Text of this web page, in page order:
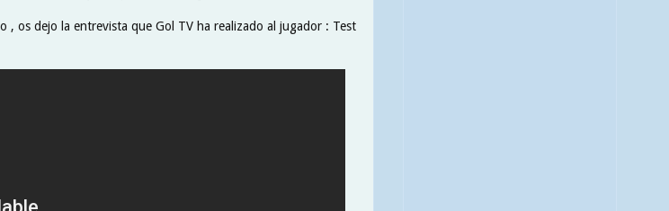
, os dejo la entrevista que Gol TV ha realizado al jugador : Test